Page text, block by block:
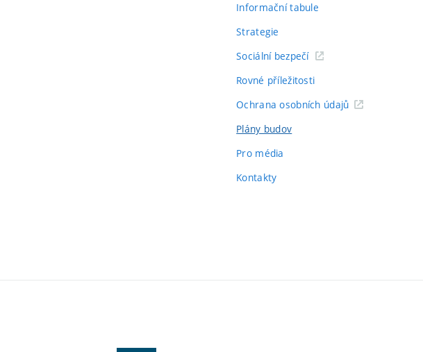
Informační tabule
Strategie
Sociální bezpečí
Rovné příležitosti
Ochrana osobních údajů
Plány budov
Pro média
Kontakty